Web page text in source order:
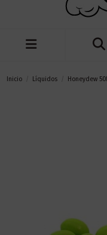
Inicio Líquidos Honeydew